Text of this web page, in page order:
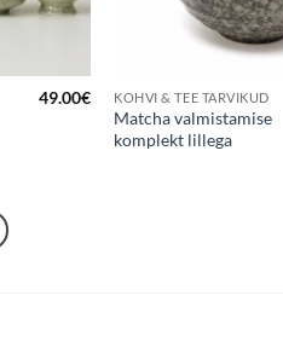
49.00€ KOHVI & TEE TARVIKUD
Matcha valmistamise
komplekt lillega